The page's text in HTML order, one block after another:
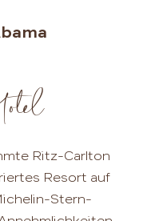
Ritz-Carlton
Resort auf
Stern-